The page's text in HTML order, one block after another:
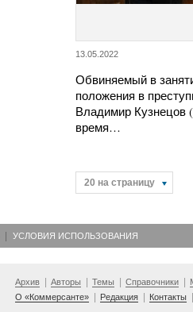
13.05.2022
Обвиняемый в
положения в
Владимир Кузнецов
время…
20 на страницу
УСЛОВИЯ ИСПОЛЬЗОВАНИЯ
Архив Авторы Темы Справочники
О «Коммерсанте»
Редакция Контакты